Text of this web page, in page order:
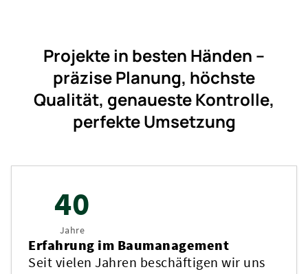
präzise Planung, höchste
Qualität, genaueste Kontrolle,
perfekte Umsetzung
40
Jahre
Erfahrung im Baumanagement
Seit vielen Jahren beschäftigen wir uns
mit geistigen Leistungen im Bauwesen.